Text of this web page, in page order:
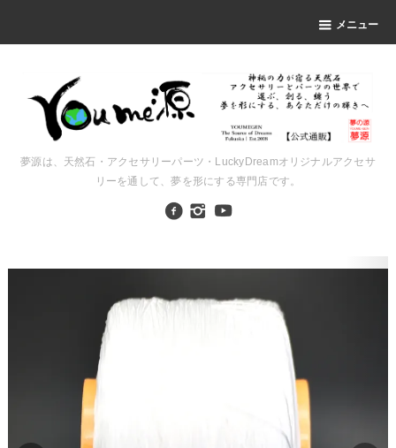
メニュー
夢源は、天然石・アクセサリーパーツ・LuckyDreamオリジナルアクセサ
リーを通して、夢を形にする専門店です。